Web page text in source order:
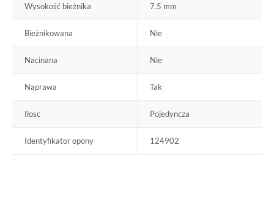
Wysokość bieżnika 7.5 mm
Bieżnikowana Nie
Nacinana Nie
Naprawa Tak
Ilosc Pojedyncza
Identyfikator opony 124902